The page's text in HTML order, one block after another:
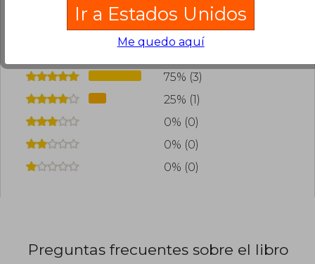
¿Leíste este libro? Inicia sesión para poder
agregar tu propia evaluación.
75% (3)
25% (1)
0% (0)
0% (0)
0% (0)
Preguntas frecuentes sobre el libro
Ir a Estados Unidos
Me quedo aquí